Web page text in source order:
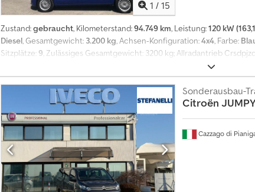
1 / 15
Zustand:gebraucht, Kilometerstand:94.749 km, Leistung:120 kW
Diesel, Gesamtgewicht: 3.200 kg, Achsen-Konfiguration:4x4, Farbe:
Sitzplätze: 9, Zulässiges Gesamtgewicht: 3200 kg; Allradantrieb
Cazzago di
Sonderausbau-
Citroën